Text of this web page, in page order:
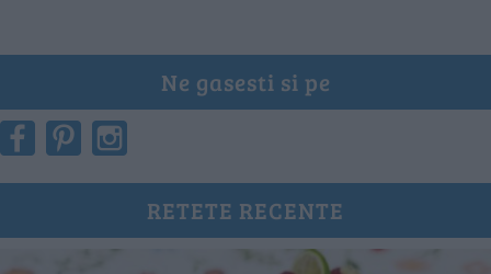
Ne gasesti si pe
RETETE RECENTE